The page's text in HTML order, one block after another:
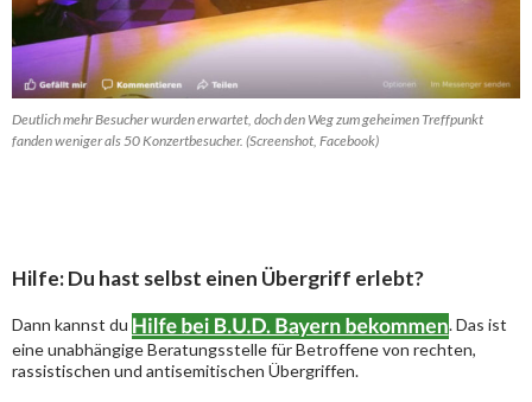
Deutlich mehr Besucher wurden erwartet, doch den Weg zum geheimen Treffpunkt
fanden weniger als 50 Konzertbesucher. (Screenshot, Facebook)
Hilfe: Du hast selbst einen Übergriff erlebt?
Dann kannst du
. Das ist
eine unabhängige Beratungsstelle für Betroffene von rechten,
rassistischen und antisemitischen Übergriffen.